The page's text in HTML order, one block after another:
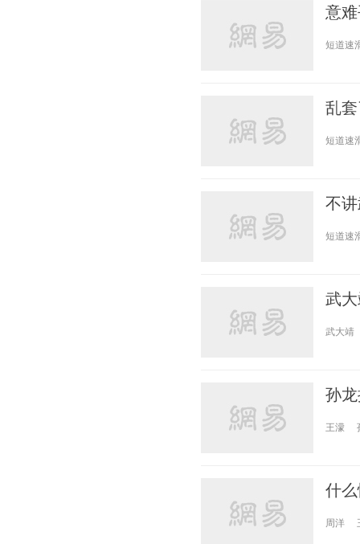
意
短道速
乱
短道速
不
短道速
武
武大靖
孙
王濛
什
周洋